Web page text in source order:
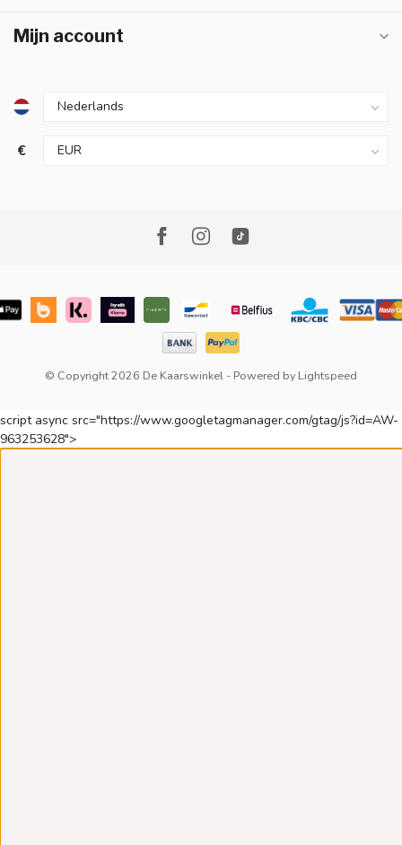
Mijn account
€
© Copyright 2026 De Kaarswinkel - Powered by Lightspeed
script async src="https://www.googletagmanager.com/gtag/js?id=AW-
963253628">